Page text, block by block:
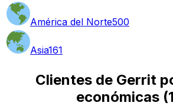
América del Norte500
Asia161
Clientes de Gerrit
económicas (